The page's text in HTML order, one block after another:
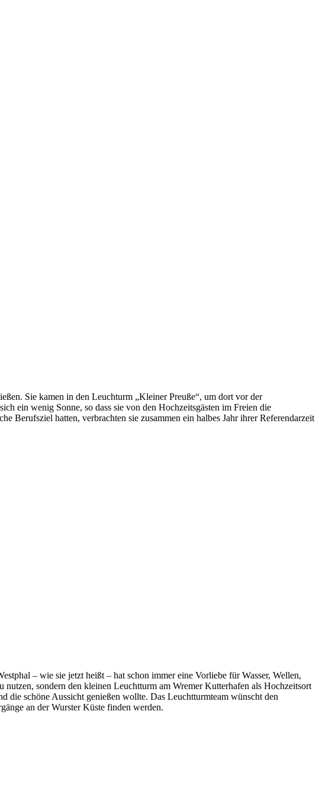
Sie kamen in den Leuchturm „Kleiner Preuße“, um dort vor der
ein wenig Sonne, so dass sie von den Hochzeitsgästen im Freien die
Berufsziel hatten, verbrachten sie zusammen ein halbes Jahr ihrer Referendarzeit
– wie sie jetzt heißt – hat schon immer eine Vorliebe für Wasser, Wellen,
sondern den kleinen Leuchtturm am Wremer Kutterhafen als Hochzeitsort
die schöne Aussicht genießen wollte. Das Leuchtturmteam wünscht den
an der Wurster Küste finden werden.